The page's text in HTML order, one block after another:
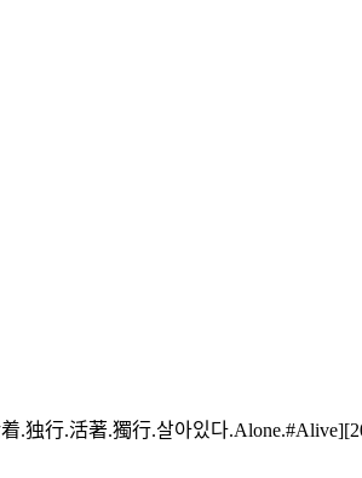
.独行.活著.獨行.살아있다